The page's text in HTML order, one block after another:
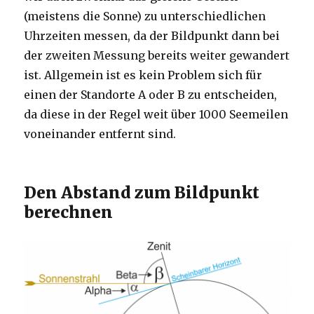
(meistens die Sonne) zu unterschiedlichen
Uhrzeiten messen, da der Bildpunkt dann bei
der zweiten Messung bereits weiter gewandert
ist. Allgemein ist es kein Problem sich für
einen der Standorte A oder B zu entscheiden,
da diese in der Regel weit über 1000 Seemeilen
voneinander entfernt sind.
Den Abstand zum Bildpunkt
berechnen